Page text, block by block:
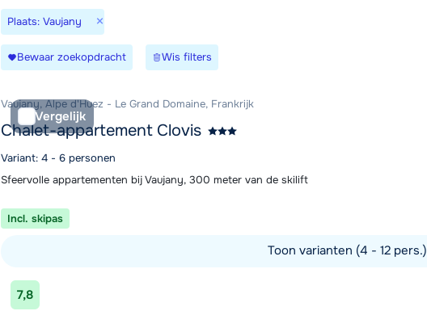
Plaats: Vaujany ×
Bewaar zoekopdracht Wis filters
Vergelijk
Vaujany, Alpe d'Huez - Le Grand Domaine, Frankrijk
Chalet-appartement Clovis
Variant: 4 - 6 personen
Sfeervolle appartementen bij Vaujany, 300 meter van de skilift
Incl. skipas
Toon varianten (4 - 12 pers.)
Bekijk accommodatie
7,8